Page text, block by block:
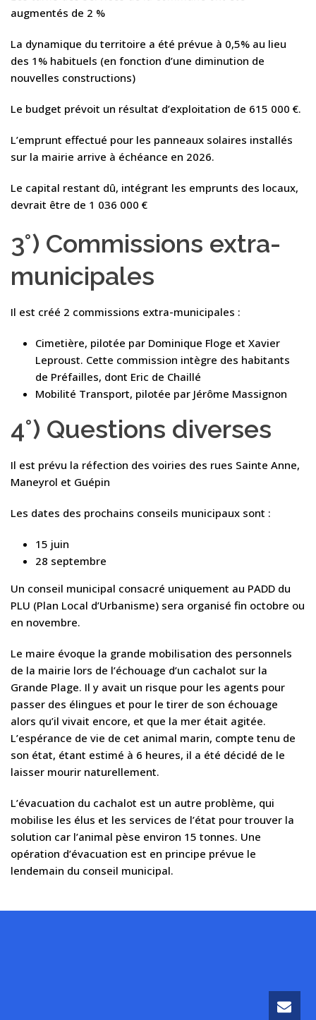
augmentés de 2 %
La dynamique du territoire a été prévue à 0,5% au lieu
des 1% habituels (en fonction d’une diminution de
nouvelles constructions)
Le budget prévoit un résultat d’exploitation de 615 000 €.
L’emprunt effectué pour les panneaux solaires installés
sur la mairie arrive à échéance en 2026.
Le capital restant dû, intégrant les emprunts des locaux,
devrait être de 1 036 000 €
3°) Commissions extra-
municipales
Il est créé 2 commissions extra-municipales :
Cimetière, pilotée par Dominique Floge et Xavier
Leproust. Cette commission intègre des habitants
de Préfailles, dont Eric de Chaillé
Mobilité Transport, pilotée par Jérôme Massignon
4°) Questions diverses
Il est prévu la réfection des voiries des rues Sainte Anne,
Maneyrol et Guépin
Les dates des prochains conseils municipaux sont :
15 juin
28 septembre
Un conseil municipal consacré uniquement au PADD du
PLU (Plan Local d’Urbanisme) sera organisé fin octobre ou
en novembre.
Le maire évoque la grande mobilisation des personnels
de la mairie lors de l’échouage d’un cachalot sur la
Grande Plage. Il y avait un risque pour les agents pour
passer des élingues et pour le tirer de son échouage
alors qu’il vivait encore, et que la mer était agitée.
L’espérance de vie de cet animal marin, compte tenu de
son état, étant estimé à 6 heures, il a été décidé de le
laisser mourir naturellement.
L’évacuation du cachalot est un autre problème, qui
mobilise les élus et les services de l’état pour trouver la
solution car l’animal pèse environ 15 tonnes. Une
opération d’évacuation est en principe prévue le
lendemain du conseil municipal.